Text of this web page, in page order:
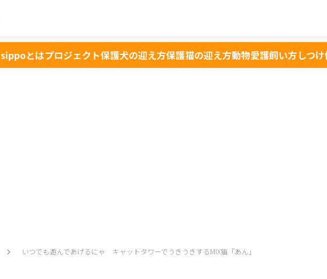
sippoとはプロジェクト保護犬の迎え方保護猫の迎え方動物愛護飼い方しつけ
いつでも遊んであげるにゃ キャットタワーでうきうきするMIX猫「あん」